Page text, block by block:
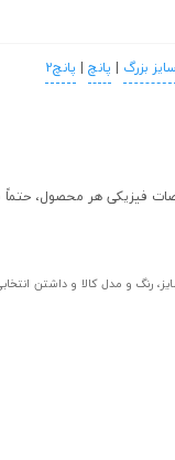
سایز بزرگ | پانچ | پانچ2
فیزیکی هر محصول،
رنگ و مدل کالا و داشتن